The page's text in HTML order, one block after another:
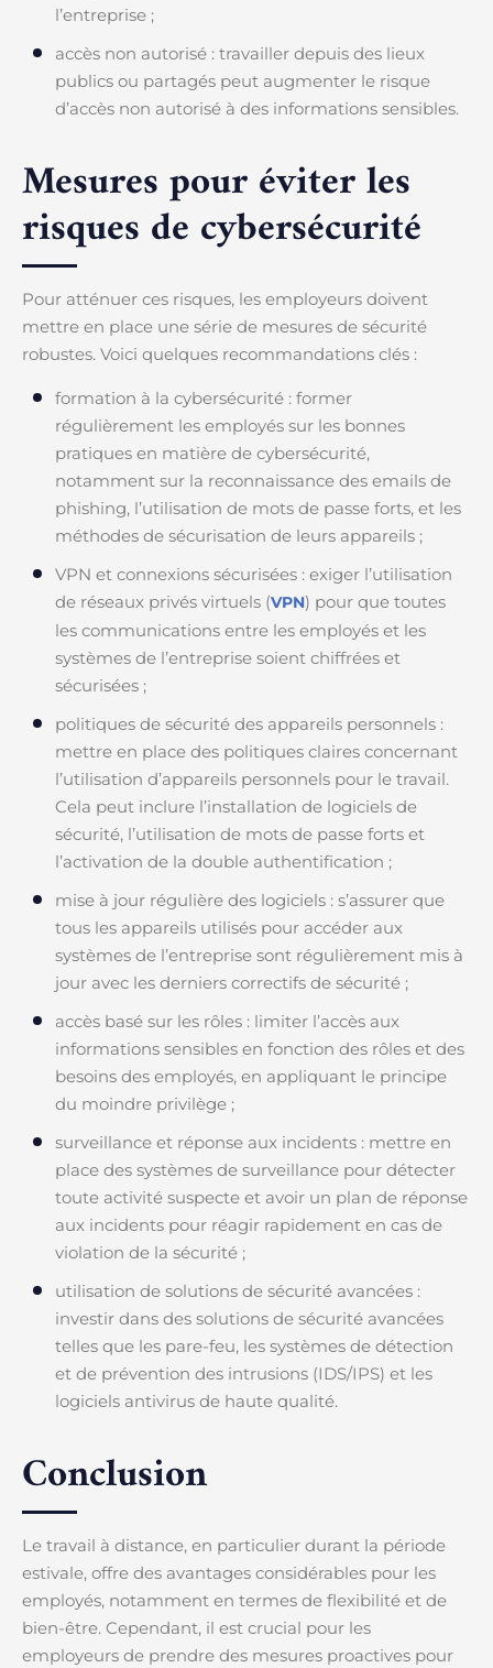
l’entreprise ;
accès non autorisé : travailler depuis des lieux
publics ou partagés peut augmenter le risque
d’accès non autorisé à des informations sensibles.
Mesures pour éviter les
risques de cybersécurité
Pour atténuer ces risques, les employeurs doivent
mettre en place une série de mesures de sécurité
robustes. Voici quelques recommandations clés :
formation à la cybersécurité : former
régulièrement les employés sur les bonnes
pratiques en matière de cybersécurité,
notamment sur la reconnaissance des emails de
phishing, l’utilisation de mots de passe forts, et les
méthodes de sécurisation de leurs appareils ;
VPN et connexions sécurisées : exiger l’utilisation
de réseaux privés virtuels (VPN) pour que toutes
les communications entre les employés et les
systèmes de l’entreprise soient chiffrées et
sécurisées ;
politiques de sécurité des appareils personnels :
mettre en place des politiques claires concernant
l’utilisation d’appareils personnels pour le travail.
Cela peut inclure l’installation de logiciels de
sécurité, l’utilisation de mots de passe forts et
l’activation de la double authentification ;
mise à jour régulière des logiciels : s’assurer que
tous les appareils utilisés pour accéder aux
systèmes de l’entreprise sont régulièrement mis à
jour avec les derniers correctifs de sécurité ;
accès basé sur les rôles : limiter l’accès aux
informations sensibles en fonction des rôles et des
besoins des employés, en appliquant le principe
du moindre privilège ;
surveillance et réponse aux incidents : mettre en
place des systèmes de surveillance pour détecter
toute activité suspecte et avoir un plan de réponse
aux incidents pour réagir rapidement en cas de
violation de la sécurité ;
utilisation de solutions de sécurité avancées :
investir dans des solutions de sécurité avancées
telles que les pare-feu, les systèmes de détection
et de prévention des intrusions (IDS/IPS) et les
logiciels antivirus de haute qualité.
Conclusion
Le travail à distance, en particulier durant la période
estivale, offre des avantages considérables pour les
employés, notamment en termes de flexibilité et de
bien-être. Cependant, il est crucial pour les
employeurs de prendre des mesures proactives pour